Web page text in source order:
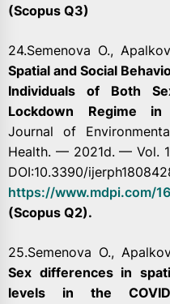
(Scopus Q3)
24.Semenova O.,
Spatial and Social
Individuals of Both
Lockdown Regime in
Journal of
Health. — 2021d. —
DOI:10.3390/
https://www.mdpi.com/
(Scopus Q2).
25.Semenova O.,
Sex differences in
levels in the